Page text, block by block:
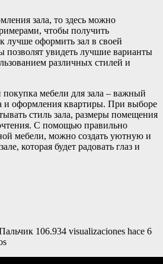
зала, то здесь можно
чтобы получить
лучше оформить зал в своей
позволят увидеть лучшие варианты
различных стилей и
мебели для зала – важный
и оформления квартиры. При выборе
стиль зала, размеры помещения
С помощью правильно
мебели, можно создать уютную и
которая будет радовать глаз и
106.934 visualizaciones hace 6